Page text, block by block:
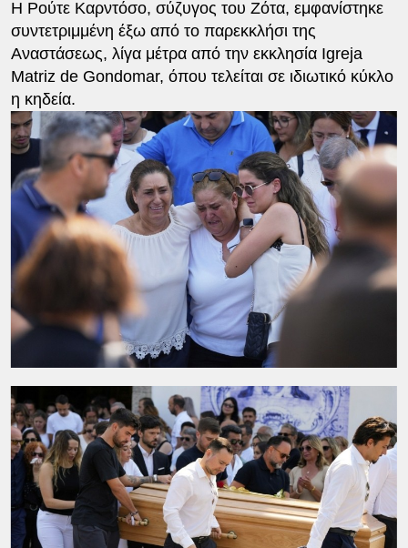
Η Ρούτε Καρντόσο, σύζυγος του Ζότα, εμφανίστηκε
συντετριμμένη έξω από το παρεκκλήσι της
Αναστάσεως, λίγα μέτρα από την εκκλησία Igreja
Matriz de Gondomar, όπου τελείται σε ιδιωτικό κύκλο
η κηδεία.